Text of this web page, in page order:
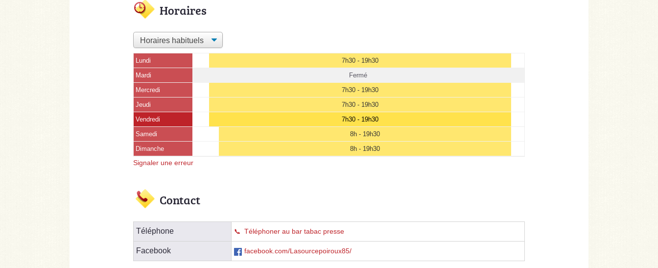
Horaires
Lundi 7h30 - 19h30
Mardi Fermé
Mercredi 7h30 - 19h30
Jeudi 7h30 - 19h30
Vendredi 7h30 - 19h30
Samedi 8h - 19h30
Dimanche 8h - 19h30
Signaler une erreur
Contact
Téléphone Téléphoner au bar tabac presse
Facebook facebook.com/Lasourcepoiroux85/